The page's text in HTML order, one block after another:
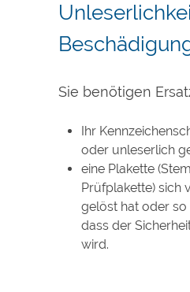
Sie benötigen
Ihr
oder unleserlich
eine Plakette
Prüfplakette)sich
gelöst hat oder so
dass der
wird.